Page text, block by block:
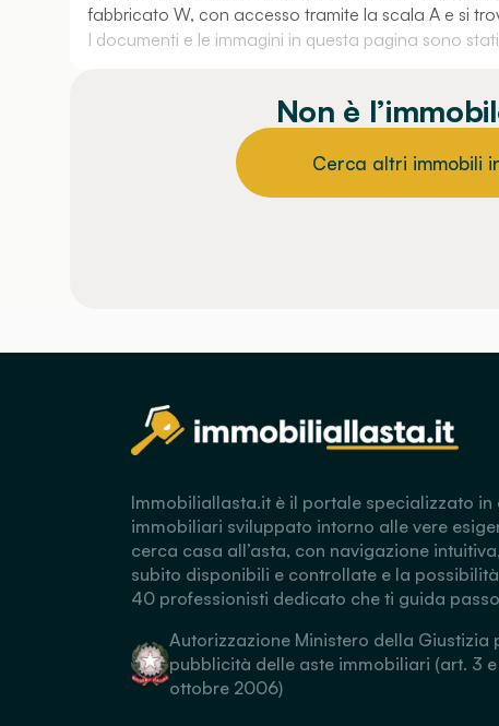
fabbricato W, con accesso tramite la scala A e si
I documenti e le immagini in questa pagina sono
Non è
Cerca altri immobili
Immobiliallasta.it è il portale specializzato in
immobiliari sviluppato intorno alle vere
cerca casa all’asta, con navigazione
subito disponibili e controllate e la
40 professionisti dedicato che ti guida
Autorizzazione Ministero della Giustizia
pubblicità delle aste immobiliari (art. 3 e
ottobre 2006)